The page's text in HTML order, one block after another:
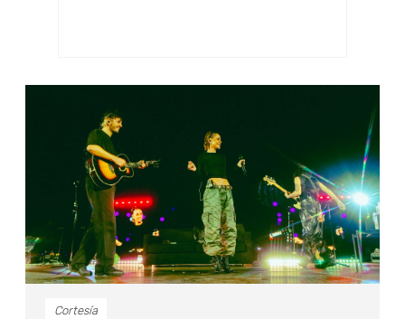
Cortesía